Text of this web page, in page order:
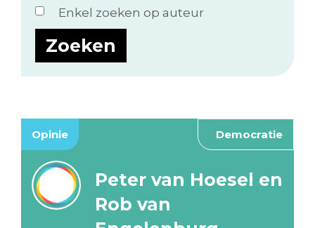
of
auteur...
Enkel zoeken op auteur
Opinie Democratie
Peter van Hoesel en
Rob van